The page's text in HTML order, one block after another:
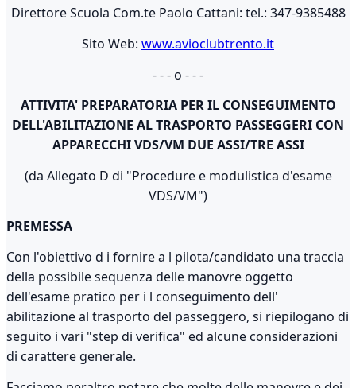
Direttore Scuola Com.te Paolo Cattani: tel.: 347-9385488
Sito Web: www.avioclubtrento.it
- - - o - - -
ATTIVITA' PREPARATORIA PER IL CONSEGUIMENTO
DELL'ABILITAZIONE AL TRASPORTO PASSEGGERI CON
APPARECCHI VDS/VM DUE ASSI/TRE ASSI
(da Allegato D di "Procedure e modulistica d'esame
VDS/VM")
PREMESSA
Con l'obiettivo d i fornire a l pilota/candidato una traccia
della possibile sequenza delle manovre oggetto
dell'esame pratico per i l conseguimento dell'
abilitazione al trasporto del passeggero, si riepilogano di
seguito i vari "step di verifica" ed alcune considerazioni
di carattere generale.